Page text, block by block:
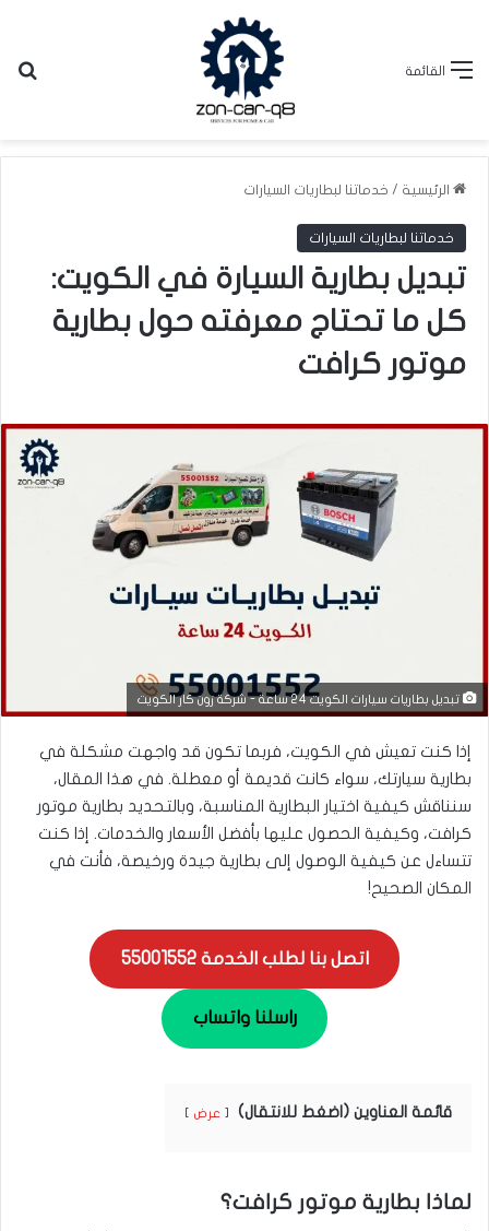
القائمة
الرئيسية / خدماتنا لبطاريات السيارات
خدماتنا لبطاريات السيارات
تبديل بطارية السيارة في الكويت:
كل ما تحتاج معرفته حول بطارية
موتور كرافت
تبديل بطاريات سيارات الكويت 24 ساعة - شركة زون كار الكويت
إذا كنت تعيش في الكويت، فربما تكون قد واجهت مشكلة في
بطارية سيارتك، سواء كانت قديمة أو معطلة. في هذا المقال،
سنناقش كيفية اختيار البطارية المناسبة، وبالتحديد بطارية موتور
كرافت، وكيفية الحصول عليها بأفضل الأسعار والخدمات. إذا كنت
تتساءل عن كيفية الوصول إلى بطارية جيدة ورخيصة، فأنت في
المكان الصحيح!
اتصل بنا لطلب الخدمة 55001552
راسلنا واتساب
قائمة العناوين (اضغط للانتقال) عرض
لماذا بطارية موتور كرافت؟